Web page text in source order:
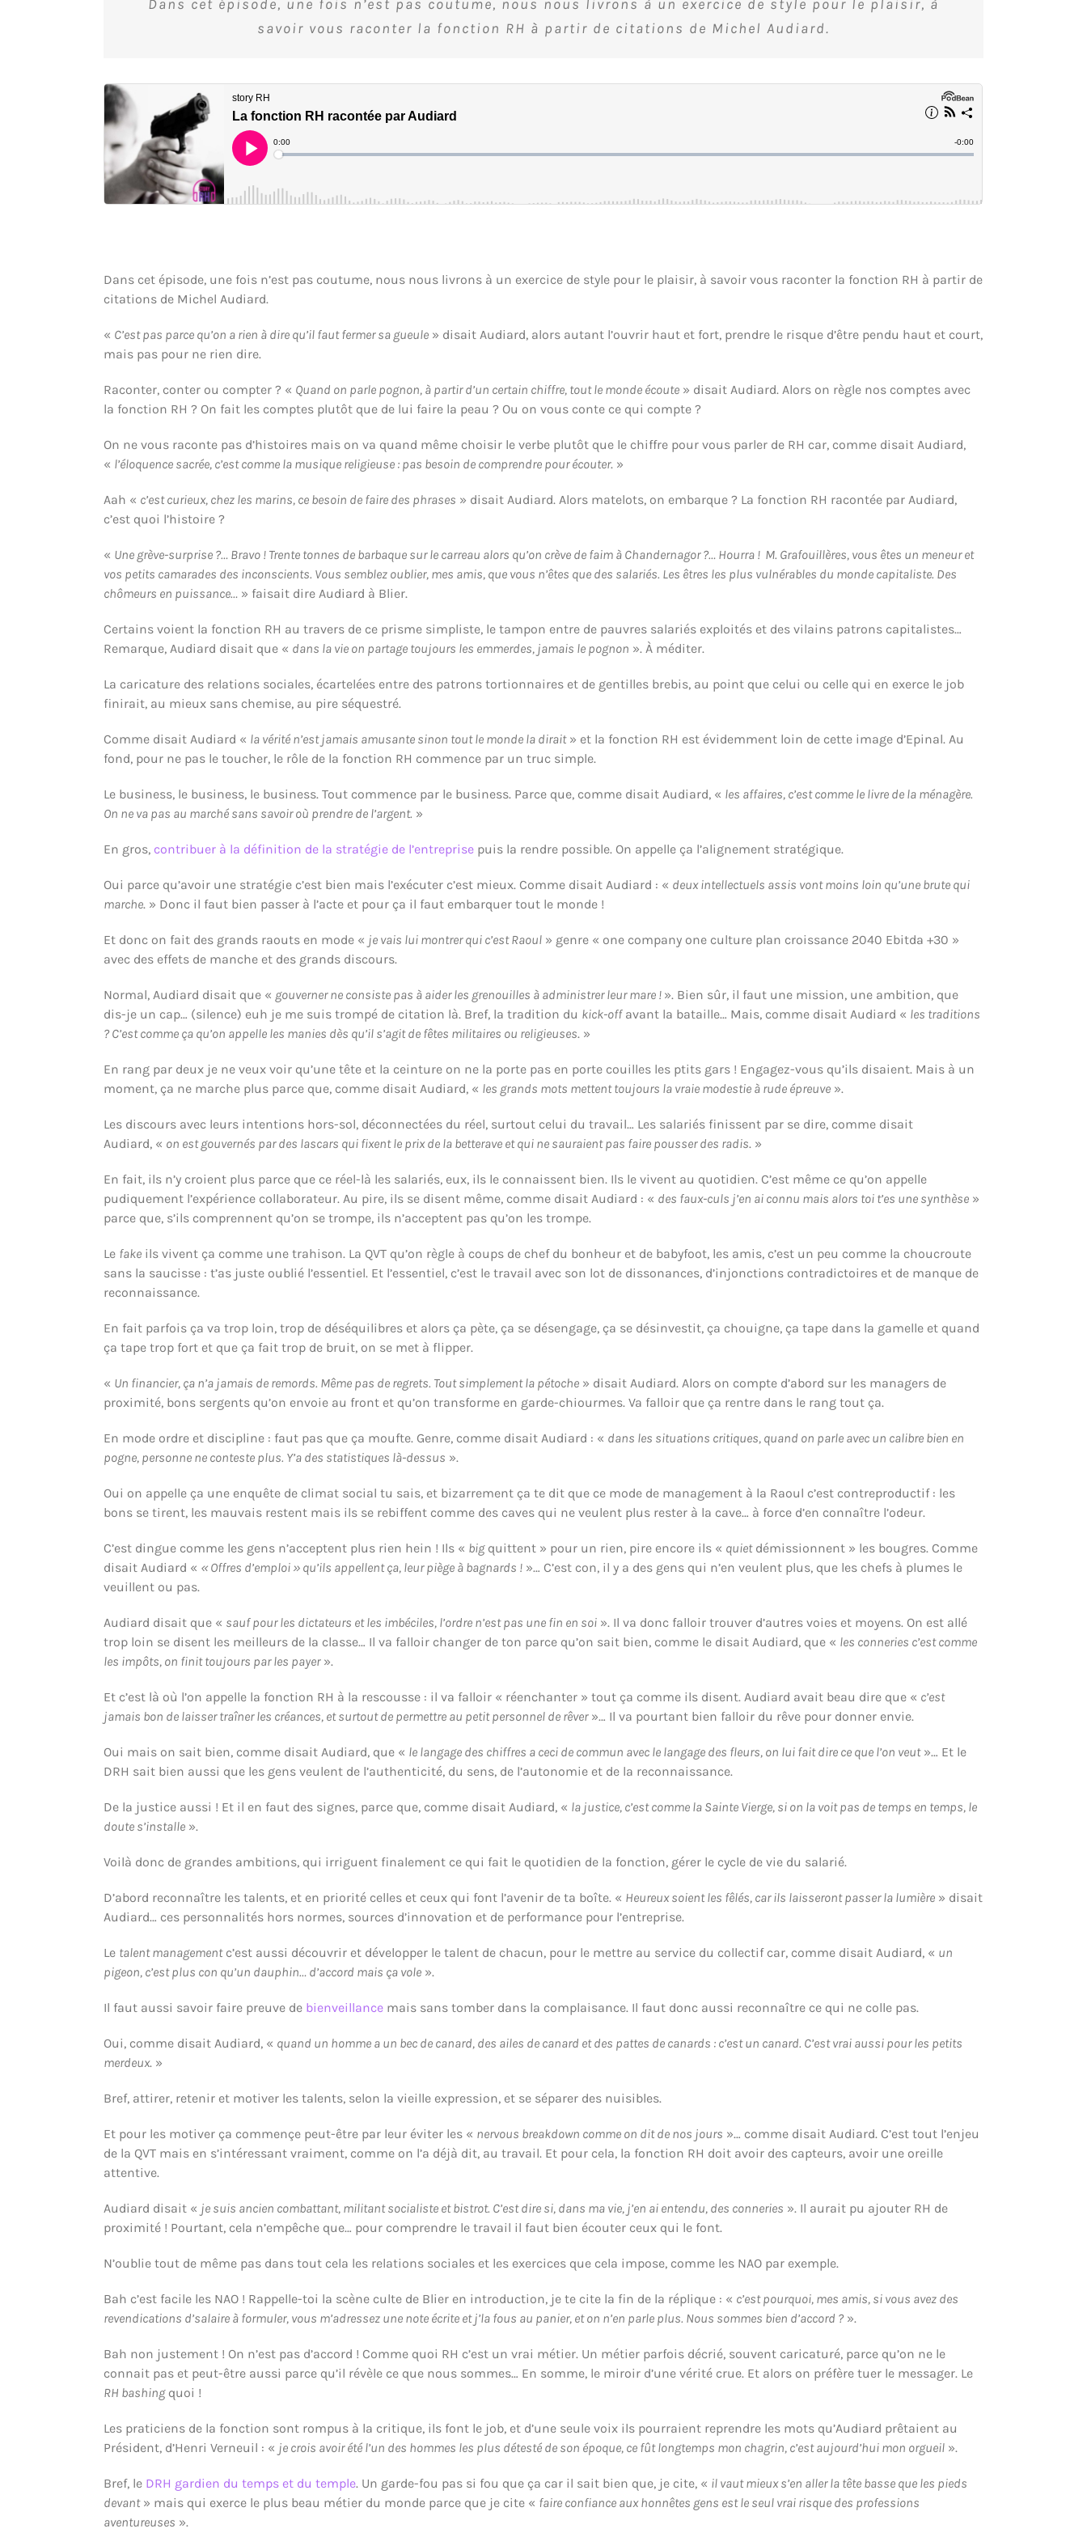
Dans cet épisode, une fois n’est pas coutume, nous nous livrons à un exercice de style pour le plaisir, à
savoir vous raconter la fonction RH à partir de citations de Michel Audiard.
Dans cet épisode, une fois n’est pas coutume, nous nous livrons à un exercice de style pour le plaisir, à savoir vous raconter la fonction RH à partir de
citations de Michel Audiard.
« C’est pas parce qu’on a rien à dire qu’il faut fermer sa gueule » disait Audiard, alors autant l’ouvrir haut et fort, prendre le risque d’être pendu haut et court,
mais pas pour ne rien dire.
Raconter, conter ou compter ? « Quand on parle pognon, à partir d’un certain chiffre, tout le monde écoute » disait Audiard. Alors on règle nos comptes avec
la fonction RH ? On fait les comptes plutôt que de lui faire la peau ? Ou on vous conte ce qui compte ?
On ne vous raconte pas d’histoires mais on va quand même choisir le verbe plutôt que le chiffre pour vous parler de RH car, comme disait Audiard,
« l’éloquence sacrée, c’est comme la musique religieuse : pas besoin de comprendre pour écouter. »
Aah « c’est curieux, chez les marins, ce besoin de faire des phrases » disait Audiard. Alors matelots, on embarque ? La fonction RH racontée par Audiard,
c’est quoi l’histoire ?
« Une grève-surprise ?… Bravo ! Trente tonnes de barbaque sur le carreau alors qu’on crève de faim à Chandernagor ?… Hourra ! M. Grafouillères, vous êtes un meneur et
vos petits camarades des inconscients. Vous semblez oublier, mes amis, que vous n’êtes que des salariés. Les êtres les plus vulnérables du monde capitaliste. Des
chômeurs en puissance… » faisait dire Audiard à Blier.
Certains voient la fonction RH au travers de ce prisme simpliste, le tampon entre de pauvres salariés exploités et des vilains patrons capitalistes…
Remarque, Audiard disait que « dans la vie on partage toujours les emmerdes, jamais le pognon ». À méditer.
La caricature des relations sociales, écartelées entre des patrons tortionnaires et de gentilles brebis, au point que celui ou celle qui en exerce le job
finirait, au mieux sans chemise, au pire séquestré.
Comme disait Audiard « la vérité n’est jamais amusante sinon tout le monde la dirait» et la fonction RH est évidemment loin de cette image d’Epinal. Au
fond, pour ne pas le toucher, le rôle de la fonction RH commence par un truc simple.
Le business, le business, le business. Tout commence par le business. Parce que, comme disait Audiard, « les affaires, c’est comme le livre de la ménagère.
On ne va pas au marché sans savoir où prendre de l’argent. »
En gros, contribuer à la définition de la stratégie de l’entreprise puis la rendre possible. On appelle ça l’alignement stratégique.
Oui parce qu’avoir une stratégie c’est bien mais l’exécuter c’est mieux. Comme disait Audiard : « deux intellectuels assis vont moins loin qu’une brute qui
marche. » Donc il faut bien passer à l’acte et pour ça il faut embarquer tout le monde !
Et donc on fait des grands raouts en mode « je vais lui montrer qui c’est Raoul » genre « one company one culture plan croissance 2040 Ebitda +30 »
avec des effets de manche et des grands discours.
Normal, Audiard disait que « gouverner ne consiste pas à aider les grenouilles à administrer leur mare ! ». Bien sûr, il faut une mission, une ambition, que
dis-je un cap… (silence) euh je me suis trompé de citation là. Bref, la tradition du kick-offavant la bataille… Mais, comme disait Audiard « les traditions
? C’est comme ça qu’on appelle les manies dès qu’il s’agit de fêtes militaires ou religieuses. »
En rang par deux je ne veux voir qu’une tête et la ceinture on ne la porte pas en porte couilles les ptits gars ! Engagez-vous qu’ils disaient. Mais à un
moment, ça ne marche plus parce que, comme disait Audiard, « les grands mots mettent toujours la vraie modestie à rude épreuve ».
Les discours avec leurs intentions hors-sol, déconnectées du réel, surtout celui du travail… Les salariés finissent par se dire, comme disait
Audiard, « on est gouvernés par des lascars qui fixent le prix de la betterave et qui ne sauraient pas faire pousser des radis. »
En fait, ils n’y croient plus parce que ce réel-là les salariés, eux, ils le connaissent bien. Ils le vivent au quotidien. C’est même ce qu’on appelle
pudiquement l’expérience collaborateur. Au pire, ils se disent même, comme disait Audiard : « des faux-culs j’en ai connu mais alors toi t’es une synthèse »
parce que, s’ils comprennent qu’on se trompe, ils n’acceptent pas qu’on les trompe.
Le fake ils vivent ça comme une trahison. La QVT qu’on règle à coups de chef du bonheur et de babyfoot, les amis, c’est un peu comme la choucroute
sans la saucisse : t’as juste oublié l’essentiel. Et l’essentiel, c’est le travail avec son lot de dissonances, d’injonctions contradictoires et de manque de
reconnaissance.
En fait parfois ça va trop loin, trop de déséquilibres et alors ça pète, ça se désengage, ça se désinvestit, ça chouigne, ça tape dans la gamelle et quand
ça tape trop fort et que ça fait trop de bruit, on se met à flipper.
« Un financier, ça n’a jamais de remords. Même pas de regrets. Tout simplement la pétoche » disait Audiard. Alors on compte d’abord sur les managers de
proximité, bons sergents qu’on envoie au front et qu’on transforme en garde-chiourmes. Va falloir que ça rentre dans le rang tout ça.
En mode ordre et discipline : faut pas que ça moufte. Genre, comme disait Audiard : « dans les situations critiques, quand on parle avec un calibre bien en
pogne, personne ne conteste plus. Y’a des statistiques là-dessus ».
Oui on appelle ça une enquête de climat social tu sais, et bizarrement ça te dit que ce mode de management à la Raoul c’est contreproductif : les
bons se tirent, les mauvais restent mais ils se rebiffent comme des caves qui ne veulent plus rester à la cave… à force d’en connaître l’odeur.
C’est dingue comme les gens n’acceptent plus rien hein ! Ils « bigquittent » pour un rien, pire encore ils « quietdémissionnent » les bougres. Comme
disait Audiard « « Offres d’emploi » qu’ils appellent ça, leur piège à bagnards ! »… C’est con, il y a des gens qui n’en veulent plus, que les chefs à plumes le
veuillent ou pas.
Audiard disait que « sauf pour les dictateurs et les imbéciles, l’ordre n’est pas une fin en soi ». Il va donc falloir trouver d’autres voies et moyens. On est allé
trop loin se disent les meilleurs de la classe… Il va falloir changer de ton parce qu’on sait bien, comme le disait Audiard, que « les conneries c’est comme
les impôts, on finit toujours par les payer».
Et c’est là où l’on appelle la fonction RH à la rescousse : il va falloir « réenchanter » tout ça comme ils disent. Audiard avait beau dire que « c’est
jamais bon de laisser traîner les créances, et surtout de permettre au petit personnel de rêver»… Il va pourtant bien falloir du rêve pour donner envie.
Oui mais on sait bien, comme disait Audiard, que « le langage des chiffres a ceci de commun avec le langage des fleurs, on lui fait dire ce que l’on veut»… Et le
DRH sait bien aussi que les gens veulent de l’authenticité, du sens, de l’autonomie et de la reconnaissance.
De la justice aussi ! Et il en faut des signes, parce que, comme disait Audiard, « la justice, c’est comme la Sainte Vierge, si on la voit pas de temps en temps, le
doute s’installe ».
Voilà donc de grandes ambitions, qui irriguent finalement ce qui fait le quotidien de la fonction, gérer le cycle de vie du salarié.
D’abord reconnaître les talents, et en priorité celles et ceux qui font l’avenir de ta boîte. « Heureux soient les fêlés, car ils laisseront passer la lumière » disait
Audiard… ces personnalités hors normes, sources d’innovation et de performance pour l’entreprise.
Le talent managementc’est aussi découvrir et développer le talent de chacun, pour le mettre au service du collectif car, comme disait Audiard, « un
pigeon, c’est plus con qu’un dauphin… d’accord mais ça vole ».
Il faut aussi savoir faire preuve de bienveillance mais sans tomber dans la complaisance. Il faut donc aussi reconnaître ce qui ne colle pas.
Oui, comme disait Audiard, « quand un homme a un bec de canard, des ailes de canard et des pattes de canards : c’est un canard. C’est vrai aussi pour les petits
merdeux. »
Bref, attirer, retenir et motiver les talents, selon la vieille expression, et se séparer des nuisibles.
Et pour les motiver ça commençe peut-être par leur éviter les « nervous breakdown comme on dit de nos jours »… comme disait Audiard. C’est tout l’enjeu
de la QVT mais en s’intéressant vraiment, comme on l’a déjà dit, au travail. Et pour cela, la fonction RH doit avoir des capteurs, avoir une oreille
attentive.
Audiard disait « je suis ancien combattant, militant socialiste et bistrot. C’est dire si, dans ma vie, j’en ai entendu, des conneries ». Il aurait pu ajouter RH de
proximité ! Pourtant, cela n’empêche que… pour comprendre le travail il faut bien écouter ceux qui le font.
N’oublie tout de même pas dans tout cela les relations sociales et les exercices que cela impose, comme les NAO par exemple.
Bah c’est facile les NAO ! Rappelle-toi la scène culte de Blier en introduction, je te cite la fin de la réplique : « c’est pourquoi, mes amis, si vous avez des
revendications d’salaire à formuler, vous m’adressez une note écrite et j’la fous au panier, et on n’en parle plus. Nous sommes bien d’accord ?».
Bah non justement ! On n’est pas d’accord ! Comme quoi RH c’est un vrai métier. Un métier parfois décrié, souvent caricaturé, parce qu’on ne le
connait pas et peut-être aussi parce qu’il révèle ce que nous sommes… En somme, le miroir d’une vérité crue. Et alors on préfère tuer le messager. Le
RH bashingquoi !
Les praticiens de la fonction sont rompus à la critique, ils font le job, et d’une seule voix ils pourraient reprendre les mots qu’Audiard prêtaient au
Président, d’Henri Verneuil : « je crois avoir été l’un des hommes les plus détesté de son époque, ce fût longtemps mon chagrin, c’est aujourd’hui mon orgueil ».
Bref, le DRH gardien du temps et du temple. Un garde-fou pas si fou que ça car il sait bien que, je cite, « il vaut mieux s’en aller la tête basse que les pieds
devant» mais qui exerce le plus beau métier du monde parce que je cite « faire confiance aux honnêtes gens est le seul vrai risque des professions
aventureuses ».